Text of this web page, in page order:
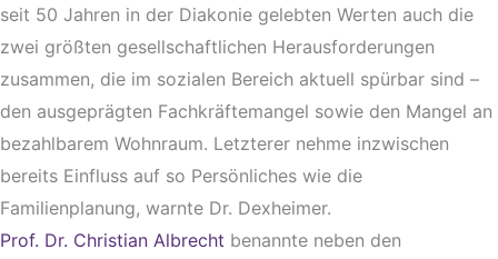
seit 50 Jahren in der Diakonie gelebten Werten auch die
zwei größten gesellschaftlichen Herausforderungen
zusammen, die im sozialen Bereich aktuell spürbar sind –
den ausgeprägten Fachkräftemangel sowie den Mangel an
bezahlbarem Wohnraum. Letzterer nehme inzwischen
bereits Einfluss auf so Persönliches wie die
Familienplanung, warnte Dr. Dexheimer.
Prof. Dr. Christian Albrecht benannte neben den